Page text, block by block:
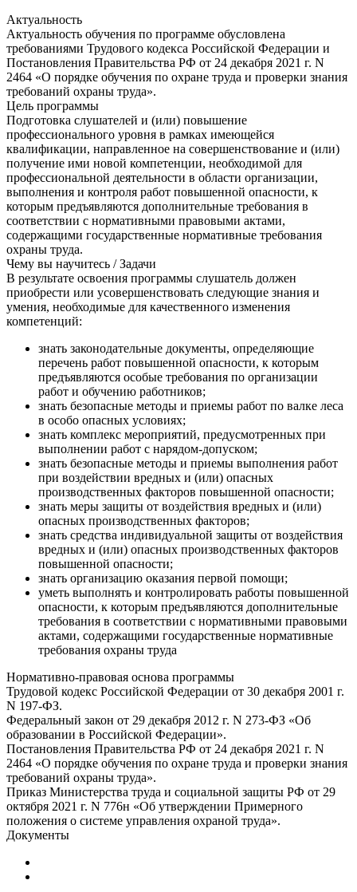
Актуальность
Актуальность обучения по программе обусловлена
требованиями Трудового кодекса Российской Федерации и
Постановления Правительства РФ от 24 декабря 2021 г. N
2464 «О порядке обучения по охране труда и проверки знания
требований охраны труда».
Цель программы
Подготовка слушателей и (или) повышение
профессионального уровня в рамках имеющейся
квалификации, направленное на совершенствование и (или)
получение ими новой компетенции, необходимой для
профессиональной деятельности в области организации,
выполнения и контроля работ повышенной опасности, к
которым предъявляются дополнительные требования в
соответствии с нормативными правовыми актами,
содержащими государственные нормативные требования
охраны труда.
Чему вы научитесь / Задачи
В результате освоения программы слушатель должен
приобрести или усовершенствовать следующие знания и
умения, необходимые для качественного изменения
компетенций:
знать законодательные документы, определяющие
перечень работ повышенной опасности, к которым
предъявляются особые требования по организации
работ и обучению работников;
знать безопасные методы и приемы работ по валке леса
в особо опасных условиях;
знать комплекс мероприятий, предусмотренных при
выполнении работ с нарядом-допуском;
знать безопасные методы и приемы выполнения работ
при воздействии вредных и (или) опасных
производственных факторов повышенной опасности;
знать меры защиты от воздействия вредных и (или)
опасных производственных факторов;
знать средства индивидуальной защиты от воздействия
вредных и (или) опасных производственных факторов
повышенной опасности;
знать организацию оказания первой помощи;
уметь выполнять и контролировать работы повышенной
опасности, к которым предъявляются дополнительные
требования в соответствии с нормативными правовыми
актами, содержащими государственные нормативные
требования охраны труда
Нормативно-правовая основа программы
Трудовой кодекс Российской Федерации от 30 декабря 2001 г.
N 197-ФЗ.
Федеральный закон от 29 декабря 2012 г. N 273-ФЗ «Об
образовании в Российской Федерации».
Постановления Правительства РФ от 24 декабря 2021 г. N
2464 «О порядке обучения по охране труда и проверки знания
требований охраны труда».
Приказ Министерства труда и социальной защиты РФ от 29
октября 2021 г. N 776н «Об утверждении Примерного
положения о системе управления охраной труда».
Документы